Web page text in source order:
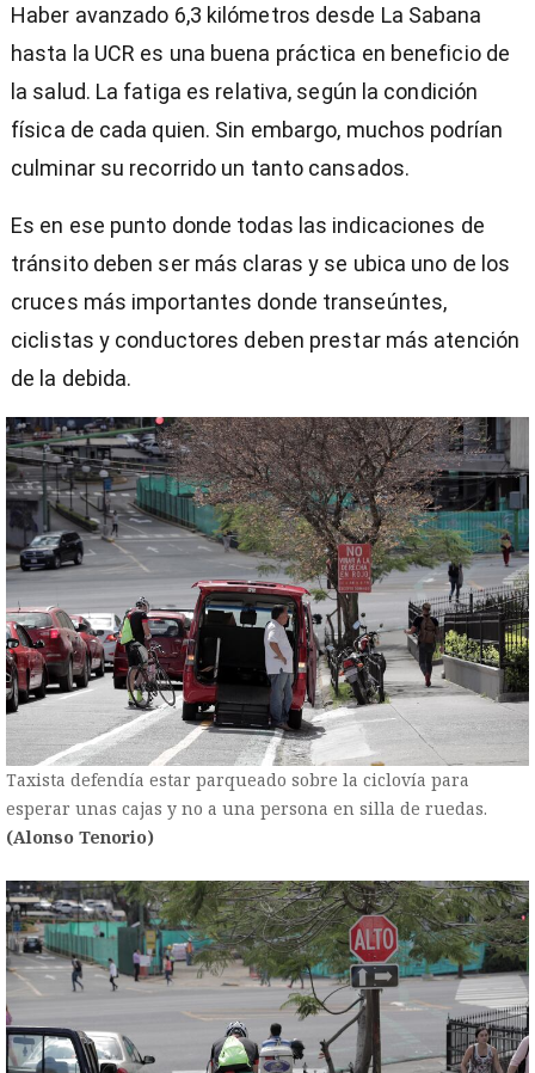
Haber avanzado 6,3 kilómetros desde La Sabana
hasta la UCR es una buena práctica en beneficio de
la salud. La fatiga es relativa, según la condición
física de cada quien. Sin embargo, muchos podrían
culminar su recorrido un tanto cansados.
Es en ese punto donde todas las indicaciones de
tránsito deben ser más claras y se ubica uno de los
cruces más importantes donde transeúntes,
ciclistas y conductores deben prestar más atención
de la debida.
Taxista defendía estar parqueado sobre la ciclovía para
esperar unas cajas y no a una persona en silla de ruedas.
(Alonso Tenorio)